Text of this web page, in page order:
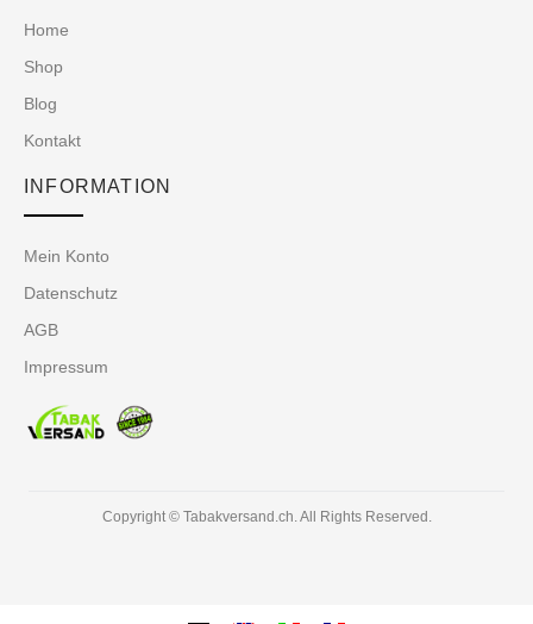
Home
Shop
Blog
Kontakt
INFORMATION
Mein Konto
Datenschutz
AGB
Impressum
Copyright © Tabakversand.ch. All Rights Reserved.